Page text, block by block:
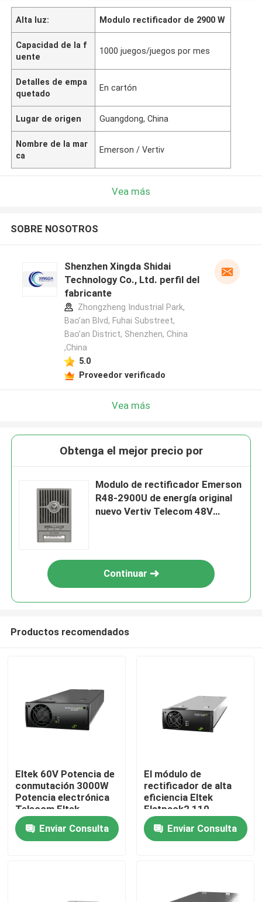
Inicio
Contactos
Alta luz: Modulo rectificador de 2900 W
Capacidad de la f
uente
1000 juegos/juegos por mes
Detalles de empa
quetado
En cartón
Lugar de origen Guangdong, China
Nombre de la mar
ca
Emerson / Vertiv
Vea más
SOBRE NOSOTROS
Shenzhen Xingda Shidai
Technology Co., Ltd. perfil del
fabricante
Zhongzheng Industrial Park,
Bao’an Blvd, Fuhai Substreet,
Bao’an District, Shenzhen, China
,China
5.0
Proveedor verificado
Vea más
Obtenga el mejor precio por
Modulo de rectificador Emerson
R48-2900U de energía original
nuevo Vertiv Telecom 48V
Continuar
Productos recomendados
Eltek 60V Potencia de
conmutación 3000W
Potencia electrónica
Telecom Eltek
Flatpack2 60/3000
SHE Modulo
rectificador
Enviar Consulta
El módulo de
rectificador de alta
eficiencia Eltek
Flatpack2 110-
125/2000 HE FP2
110/2000 HE WOR
número de pieza
Enviar Consulta